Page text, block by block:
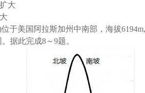
大
位于美国阿拉斯加州中南部，海拔
据此完成8～9题。